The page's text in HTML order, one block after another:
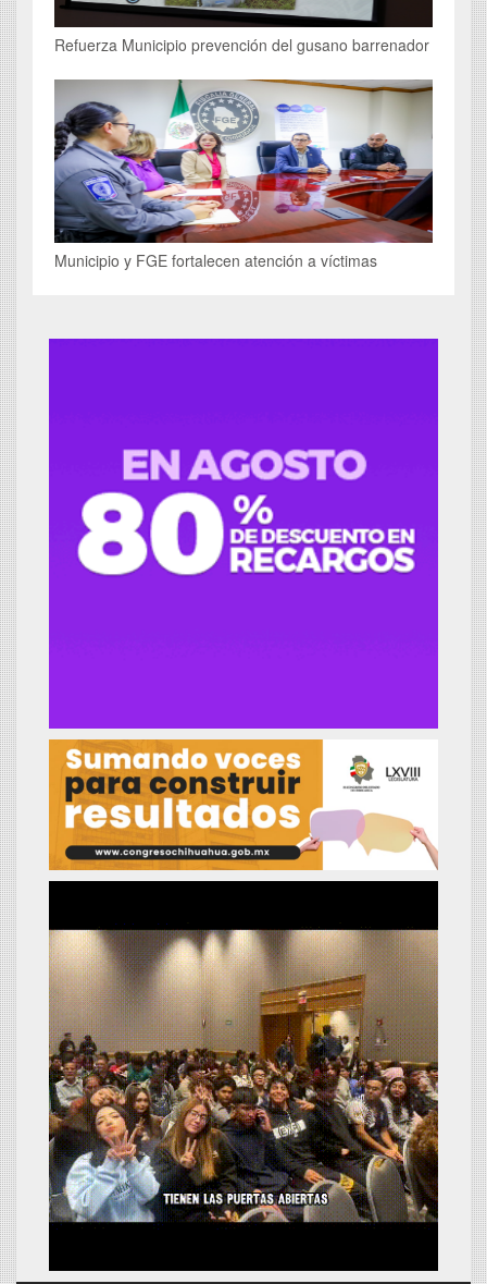
Refuerza Municipio prevención del gusano barrenador
Municipio y FGE fortalecen atención a víctimas